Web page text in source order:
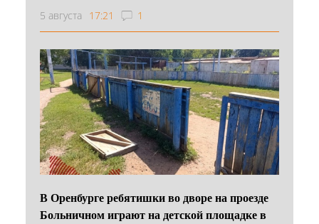
5 августа 17:21 1
В Оренбурге ребятишки во дворе на проезде
Больничном играют на детской площадке в